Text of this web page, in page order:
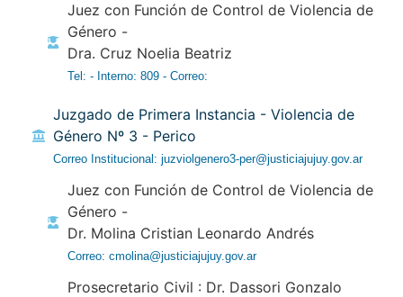
Juez con Función de Control de Violencia de
Género -
Dra. Cruz Noelia Beatriz
Tel: - Interno: 809 - Correo:
Juzgado de Primera Instancia - Violencia de
Género Nº 3 - Perico
Correo Institucional: juzviolgenero3-per@justiciajujuy.gov.ar
Juez con Función de Control de Violencia de
Género -
Dr. Molina Cristian Leonardo Andrés
Correo: cmolina@justiciajujuy.gov.ar
Prosecretario Civil : Dr. Dassori Gonzalo